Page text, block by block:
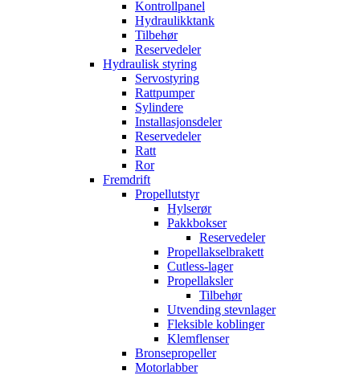
Kontrollpanel
Hydraulikktank
Tilbehør
Reservedeler
Hydraulisk styring
Servostyring
Rattpumper
Sylindere
Installasjonsdeler
Reservedeler
Ratt
Ror
Fremdrift
Propellutstyr
Hylserør
Pakkbokser
Reservedeler
Propellakselbrakett
Cutless-lager
Propellaksler
Tilbehør
Utvending stevnlager
Fleksible koblinger
Klemflenser
Bronsepropeller
Motorlabber